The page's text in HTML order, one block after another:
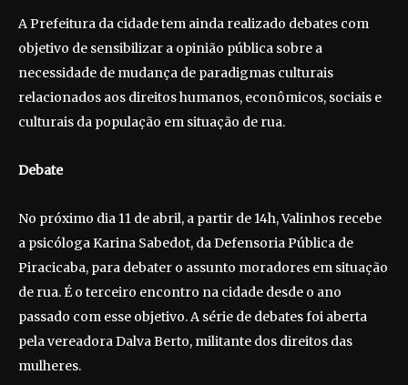
A Prefeitura da cidade tem ainda realizado debates com
objetivo de sensibilizar a opinião pública sobre a
necessidade de mudança de paradigmas culturais
relacionados aos direitos humanos, econômicos, sociais e
culturais da população em situação de rua.
Debate
No próximo dia 11 de abril, a partir de 14h, Valinhos recebe
a psicóloga Karina Sabedot, da Defensoria Pública de
Piracicaba, para debater o assunto moradores em situação
de rua. É o terceiro encontro na cidade desde o ano
passado com esse objetivo. A série de debates foi aberta
pela vereadora Dalva Berto, militante dos direitos das
mulheres.